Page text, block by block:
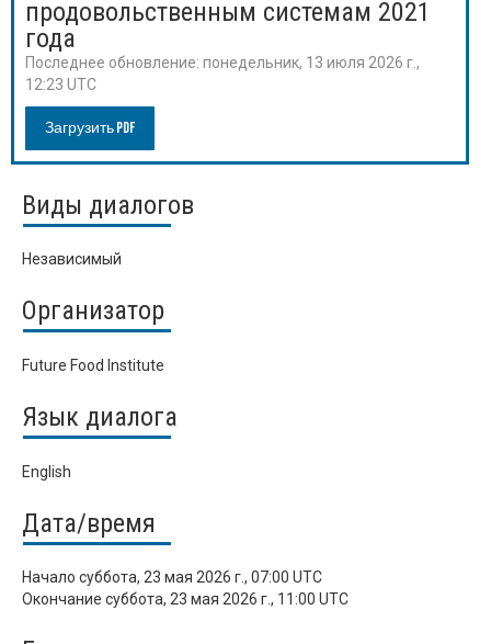
продовольственным системам 2021
года
Последнее обновление: понедельник, 13 июля 2026 г.,
12:23 UTC
Загрузить PDF
Виды диалогов
Независимый
Организатор
Future Food Institute
Язык диалога
English
Дата/время
Начало суббота, 23 мая 2026 г., 07:00 UTC
Окончание суббота, 23 мая 2026 г., 11:00 UTC